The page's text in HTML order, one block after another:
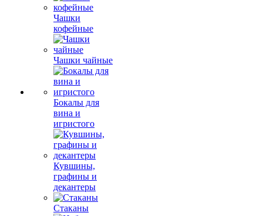
Чашки
кофейные
Чашки чайные
Бокалы для
вина и
игристого
Кувшины,
графины и
декантеры
Стаканы